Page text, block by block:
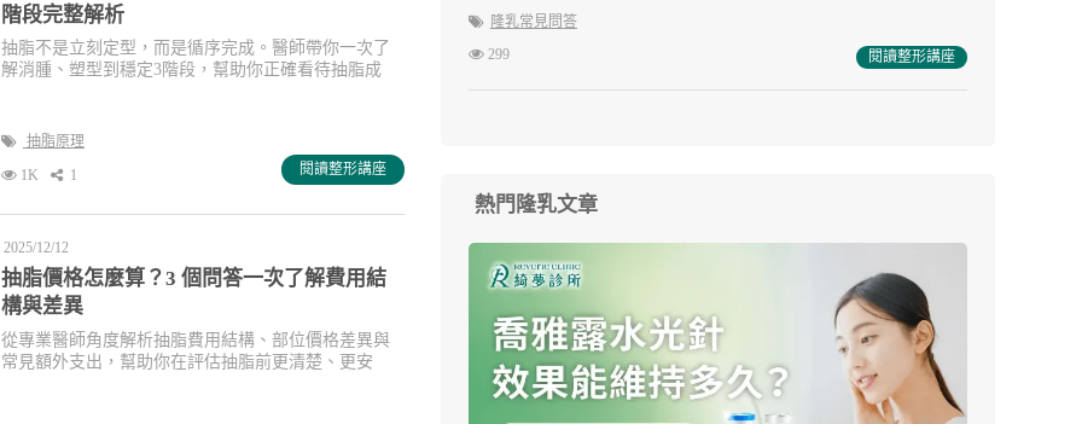
階段完整解析
抽脂不是立刻定型，而是循序完成。醫師帶你一次了
解消腫、塑型到穩定3階段，幫助你正確看待抽脂成
抽脂原理
1K
1 閱讀整形講座
2025/12/12
抽脂價格怎麼算？3 個問答一次了解費用結
構與差異
從專業醫師角度解析抽脂費用結構、部位價格差異與
常見額外支出，幫助你在評估抽脂前更清楚、更安
隆乳常見問答
299
閱讀整形講座
熱門隆乳文章